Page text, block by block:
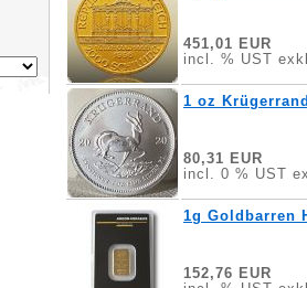
451,01 EUR
incl. % UST
1 oz
80,31 EUR
incl. 0 % UST
1g Goldbarren
152,76 EUR